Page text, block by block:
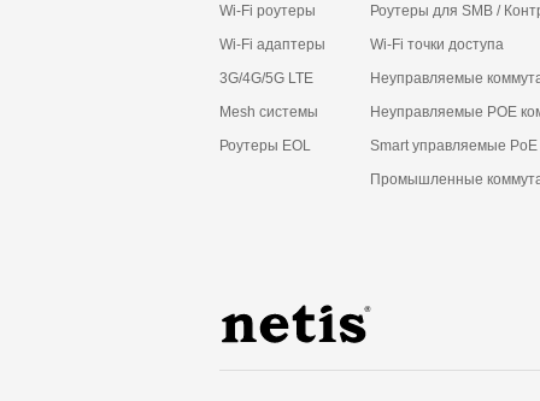
Wi-Fi роутеры
Wi-Fi адаптеры
3G/4G/5G LTE
Mesh системы
Роутеры EOL
Роутеры для SMB /
Wi-Fi точки доступа
Неуправляемые
Неуправляемые POE
Smart управляемые
Промышленные